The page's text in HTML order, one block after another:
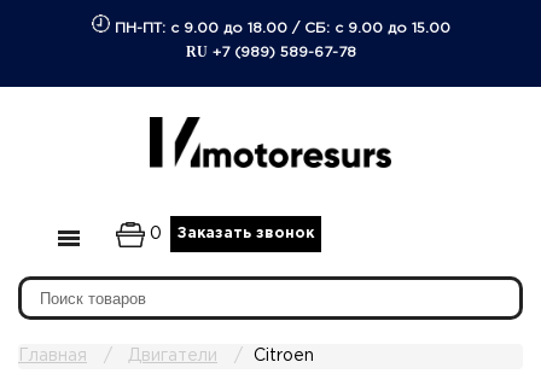
ПН-ПТ: с 9.00 до 18.00/ СБ: с 9.00 до 15.00
RU +7 (989) 589-67-78
0 Заказать звонок
Главная Двигатели Citroen